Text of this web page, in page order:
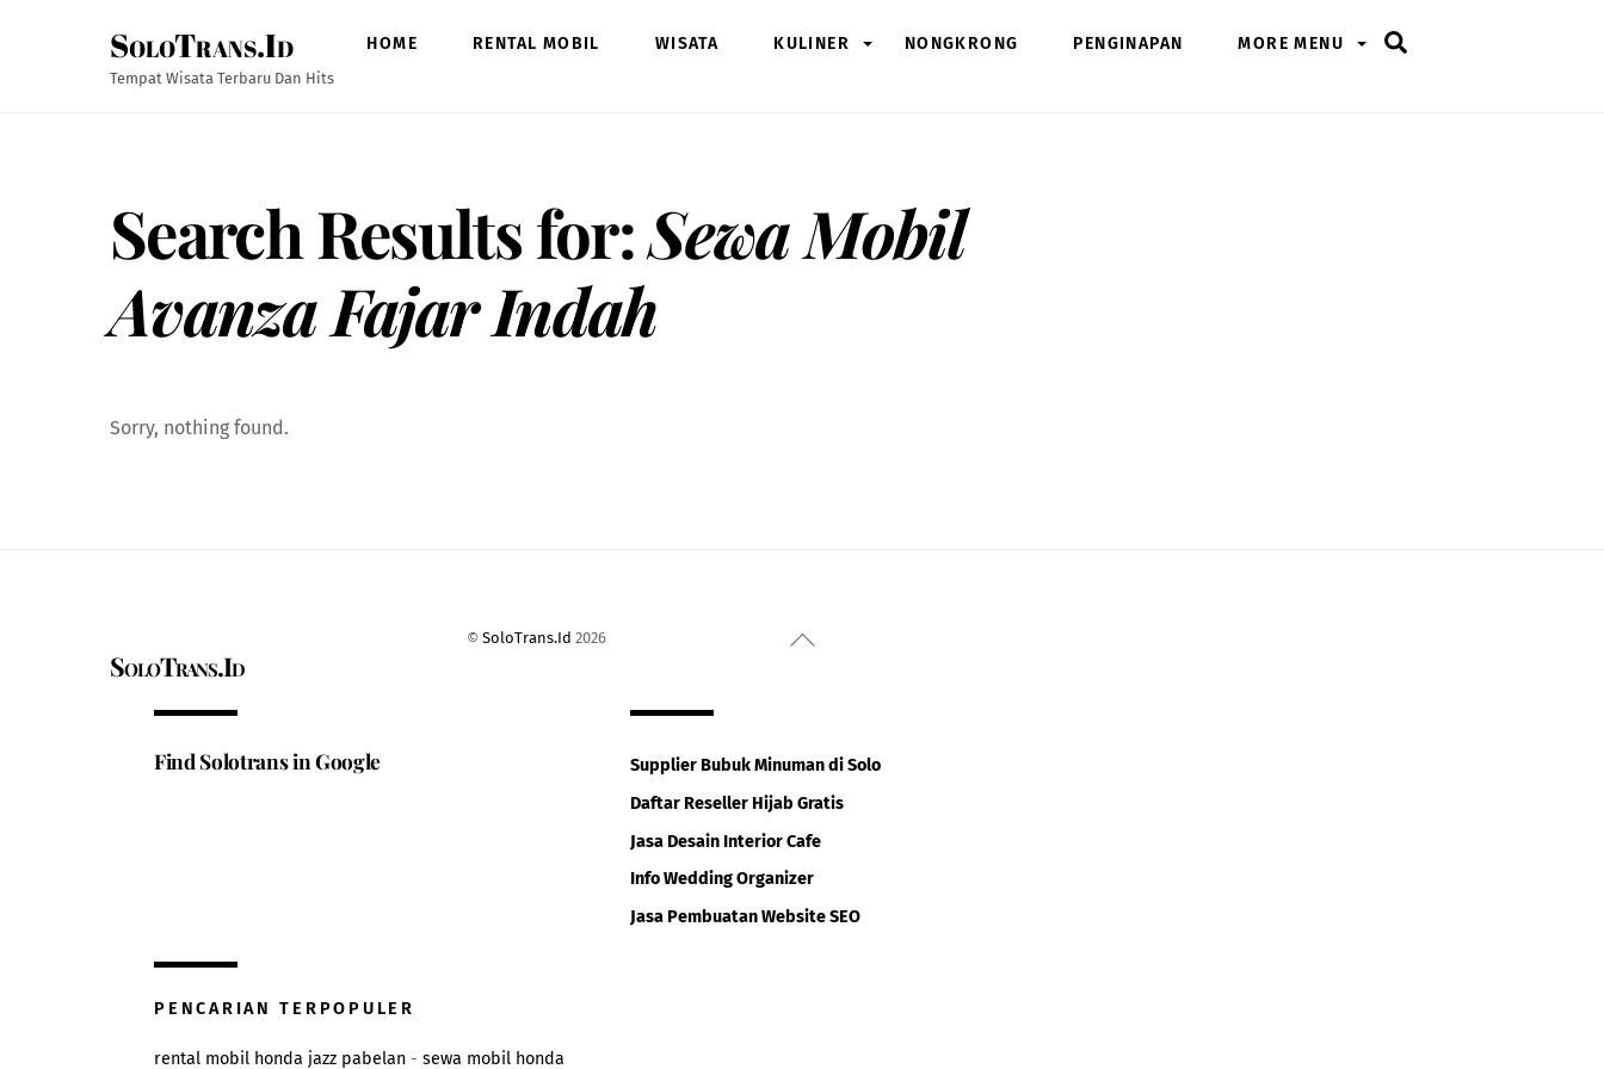
SoloTrans.Id
Tempat Wisata Terbaru Dan Hits
HOME RENTAL MOBIL WISATA KULINER NONGKRONG PENGINAPAN MORE MENU
Search Results for:Sewa Mobil
Avanza Fajar Indah
Sorry, nothing found.
Back
SoloTrans.Id
©SoloTrans.Id 2026
Find Solotrans in Google
Supplier Bubuk Minuman di Solo
Daftar Reseller Hijab Gratis
Jasa Desain Interior Cafe
Info Wedding Organizer
Jasa Pembuatan Website SEO
PENCARIAN TERPOPULER
rental mobil honda jazz pabelan -sewa mobil honda